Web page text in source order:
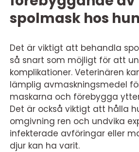
spolmask hos
Det är viktigt att behandla
så snart som möjligt för att
komplikationer. Veterinären
lämplig avmaskningsmedel
maskarna och förebygga
Det är också viktigt att hålla
omgivning ren och undvika
infekterade avföringar eller
djur kan ha varit.